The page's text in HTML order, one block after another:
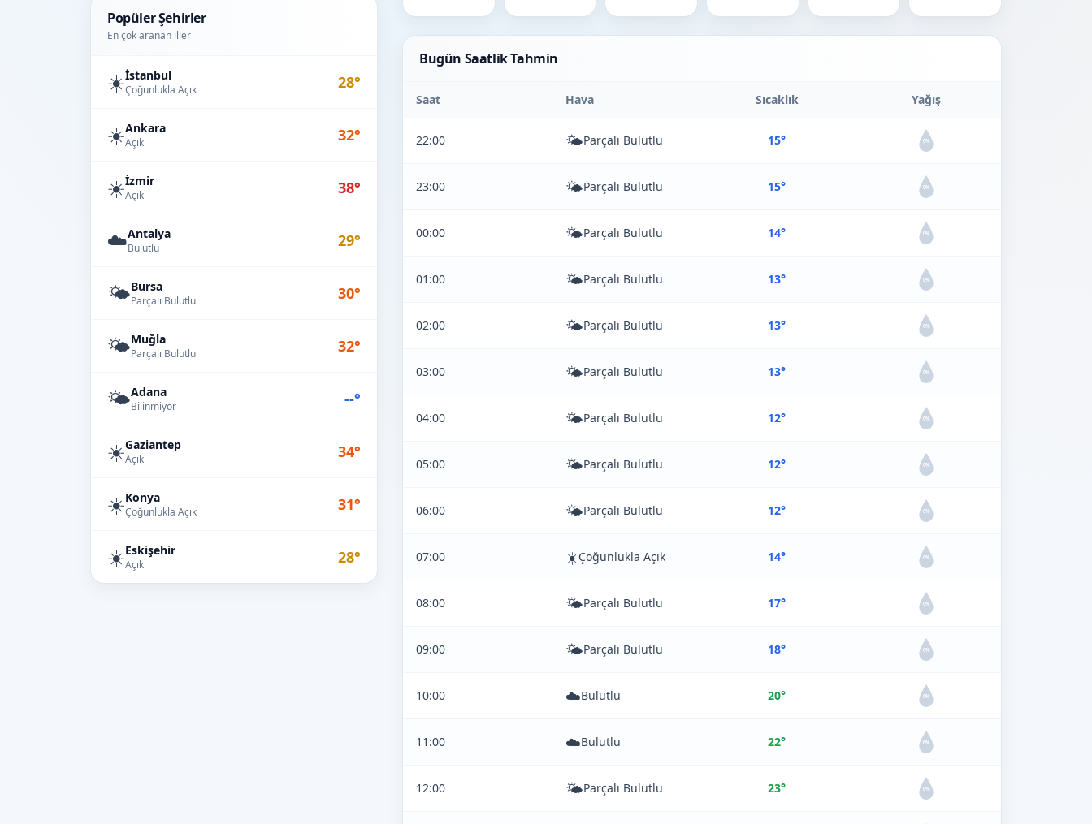
Popüler Şehirler
En çok aranan iller
☀️İstanbul
Çoğunlukla Açık 28°
☀️Ankara
Açık 32°
☀️İzmir
Açık 38°
☁️Antalya
Bulutlu 29°
🌤️Bursa
Parçalı Bulutlu 30°
🌤️Muğla
Parçalı Bulutlu 32°
🌤️Adana
Bilinmiyor --°
☀️Gaziantep
Açık 34°
☀️Konya
Çoğunlukla Açık 31°
☀️Eskişehir
Açık 28°
Bugün Saatlik Tahmin
Saat Hava Sıcaklık Yağış
22:00 🌤️Parçalı Bulutlu 15° 0%
23:00 🌤️Parçalı Bulutlu 15° 0%
00:00 🌤️Parçalı Bulutlu 14° 0%
01:00 🌤️Parçalı Bulutlu 13° 0%
02:00 🌤️Parçalı Bulutlu 13° 0%
03:00 🌤️Parçalı Bulutlu 13° 0%
04:00 🌤️Parçalı Bulutlu 12° 0%
05:00 🌤️Parçalı Bulutlu 12° 0%
06:00 🌤️Parçalı Bulutlu 12° 0%
07:00 ☀️Çoğunlukla Açık 14° 0%
08:00 🌤️Parçalı Bulutlu 17° 0%
09:00 🌤️Parçalı Bulutlu 18° 0%
10:00 ☁️Bulutlu 20° 0%
11:00 ☁️Bulutlu 22° 0%
12:00 🌤️Parçalı Bulutlu 23° 0%